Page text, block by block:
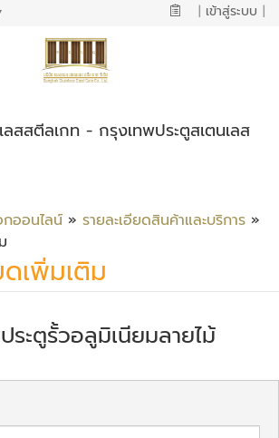
| เข้าสู่ระบบ |
สสตีลเกท - กรุงเทพประตูสเตนเลส
ออนไลน์ » รายละเอียดสินค้าและบริการ »
ดเพิ่มเติม
ะตูรั้วอลูมิเนียมลายไม้